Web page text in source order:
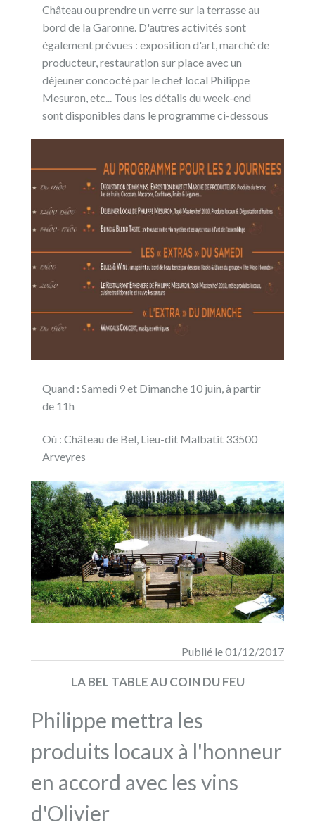
Château ou prendre un verre sur la terrasse au
bord de la Garonne. D'autres activités sont
également prévues : exposition d'art, marché de
producteur, restauration sur place avec un
déjeuner concocté par le chef local Philippe
Mesuron, etc... Tous les détails du week-end
sont disponibles dans le programme ci-dessous
Quand : Samedi 9 et Dimanche 10 juin, à partir
de 11h
Où : Château de Bel, Lieu-dit Malbatit 33500
Arveyres
Publié le 01/12/2017
LA BEL TABLE AU COIN DU FEU
Philippe mettra les
produits locaux à l'honneur
en accord avec les vins
d'Olivier